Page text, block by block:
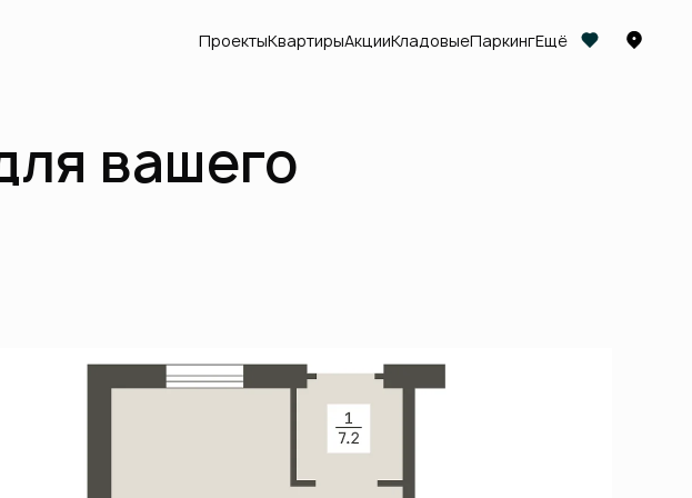
ПроектыКвартирыАкцииКладовыеПаркингЕщё
вашего